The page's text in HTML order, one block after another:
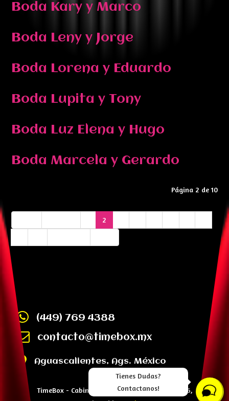
Tienes Dudas?
Contactanos!
Boda Kary y Marco
Boda Leny y Jorge
Boda Lorena y Eduardo
Boda Lupita y Tony
Boda Luz Elena y Hugo
Boda Marcela y Gerardo
Página 2 de 10
2
(449) 769 4388
contacto@timebox.mx
Aguascalientes, Ags. México
TimeBox - Cabina de Fotos Aguascalientes 2026,